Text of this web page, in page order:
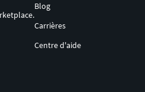
Blog
Carrières
Centre d'aide